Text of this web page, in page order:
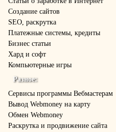
Создание сайтов
SEO, раскрутка
Платежные системы, кредиты
Бизнес статьи
Хард и софт
Компьютерные игры
Разное:
Cервисы программы Вебмастерам
Вывод Webmoney на карту
Обмен Webmoney
Раскрутка и продвижение сайта